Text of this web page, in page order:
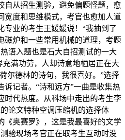
自从招生测验，避免偏题怪题，愈
宽度和思维模式，考官也愈加人道
专业的考生王媛媛说！“我抽到了
磁炉和一些常用机械的道理，考题
语入题也是石大自招测试的一大
充满功劳，人却诗意地栖居正在大
尔德林的诗句，我很喜好。”选择
诉记者。“诗和远方”一曲是收集热
时代热度。从科场中走出的考生李
论文特种空调压缩机的选择体
《奥赛罗》，这是我最喜好的文学
验现场考官正在取考生互动时没